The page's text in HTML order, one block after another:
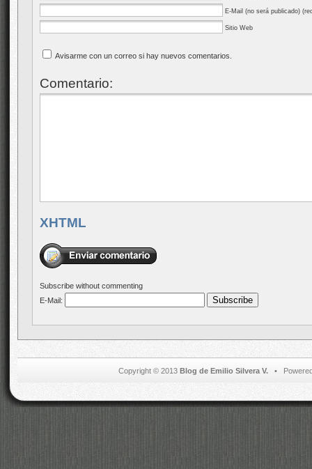
E-Mail (no será publicado)
Sitio Web
Avisarme con un correo si hay nuevos comentarios.
Comentario:
XHTML
Subscribe without commenting
E-Mail:
Copyright © 2013 Blog de Emilio Silvera V.•